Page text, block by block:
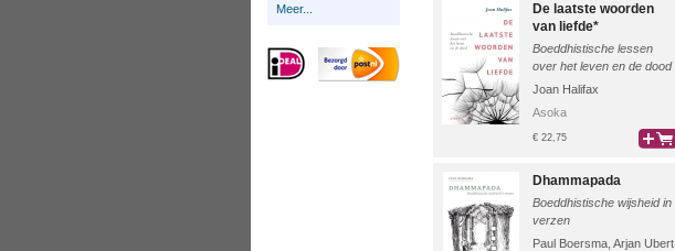
Meer...
De laatste woorden
van liefde*
Boeddhistische lessen
over het leven en de dood
Joan Halifax
Asoka
€ 22,75
Dhammapada
Boeddhistische wijsheid in
verzen
Paul Boersma Arjan Ubert